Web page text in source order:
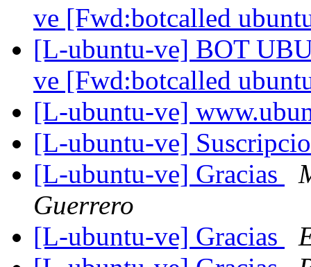
ve [Fwd:botcalled
[L-ubuntu-ve] BOT
ve [Fwd:botcalled
[L-ubuntu-ve]
[L-ubuntu-ve]
[L-ubuntu-ve] Gracias
Guerrero
[L-ubuntu-ve] Gracias